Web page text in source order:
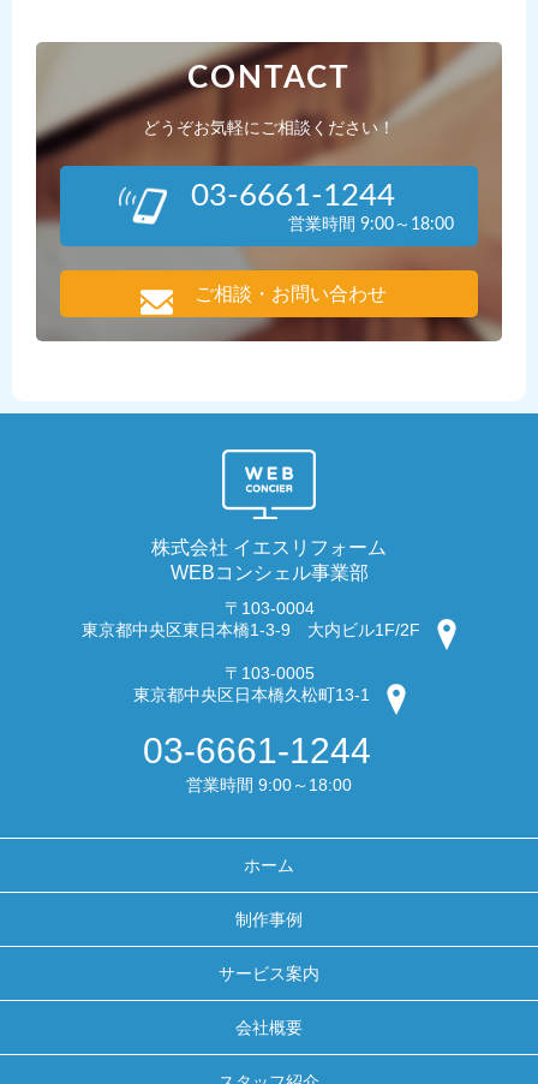
CONTACT
どうぞお気軽にご相談ください！
03-6661-1244
営業時間 9:00～18:00
ご相談・お問い合わせ
株式会社 イエスリフォーム
WEBコンシェル事業部
〒103-0004
東京都中央区東日本橋1-3-9 大内ビル1F/2F
〒103-0005
東京都中央区日本橋久松町13-1
03-6661-1244
営業時間 9:00～18:00
ホーム
制作事例
サービス案内
会社概要